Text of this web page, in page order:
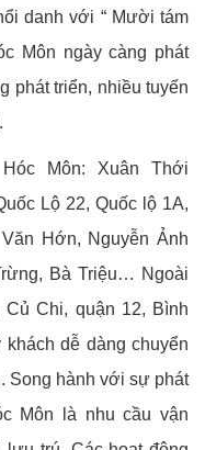
danh với “ Mười tám
Môn ngày càng phát
phát triển, nhiều tuyến
Môn: Xuân Thới
Lộ 22, Quốc lộ 1A,
Hớn, Nguyễn Ảnh
Bà Triệu… Ngoài
Chi, quận 12, Bình
dễ dàng chuyển
Song hành với sự phát
Môn là nhu cầu vận